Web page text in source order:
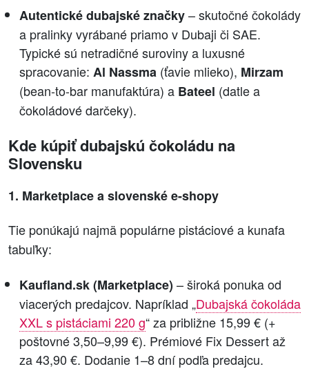
Autentické dubajské značky– skutočné čokolády
a pralinky vyrábané priamo v Dubaji či SAE.
Typické sú netradičné suroviny a luxusné
spracovanie: Al Nassma (ťavie mlieko), Mirzam
(bean-to-bar manufaktúra) a Bateel (datle a
čokoládové darčeky).
Kde kúpiť dubajskú čokoládu na
Slovensku
1. Marketplace a slovenské e-shopy
Tie ponúkajú najmä populárne pistáciové a kunafa
tabuľky:
Kaufland.sk (Marketplace) – široká ponuka od
viacerých predajcov. Napríklad „Dubajská čokoláda
XXL s pistáciami 220 g“ za približne 15,99 € (+
poštovné 3,50–9,99 €). Prémiové Fix Dessert až
za 43,90 €. Dodanie 1–8 dní podľa predajcu.